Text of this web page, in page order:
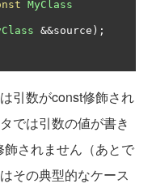
MyClass
&&source );
引数がconst修飾され
では引数の値が書き
されません（あとで
その典型的なケース